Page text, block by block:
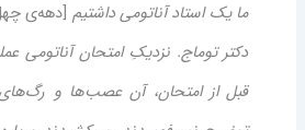
ما یک استاد آناتومی داشتیم [دهه‌ی
دکتر توماج. نزدیکِ امتحان آناتومی
قبل از امتحان، آن عصب‌ها و